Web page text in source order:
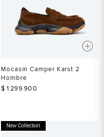
token T in JSON at
Mocasin Camper Karst 2
Hombre
$ 1.299.900
New Collection